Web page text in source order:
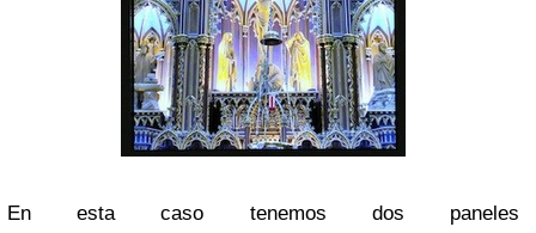
En esta caso tenemos dos paneles